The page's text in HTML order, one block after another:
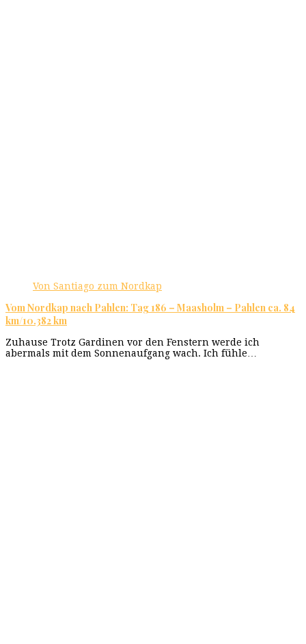
Von Santiago zum Nordkap
Vom Nordkap nach Pahlen: Tag 186 – Maasholm – Pahlen ca. 84
km/10.382 km
Zuhause Trotz Gardinen vor den Fenstern werde ich
abermals mit dem Sonnenaufgang wach. Ich fühle…